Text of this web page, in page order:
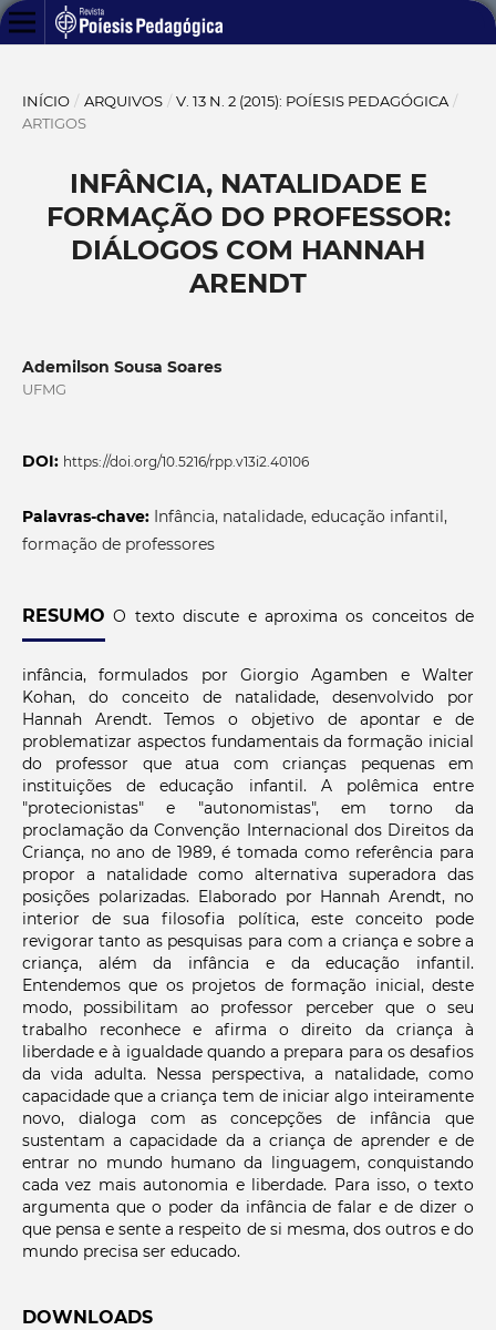
INÍCIO / ARQUIVOS / V. 13 N. 2 (2015): POÍESIS PEDAGÓGICA /
ARTIGOS
INFÂNCIA, NATALIDADE E
FORMAÇÃO DO PROFESSOR:
DIÁLOGOS COM HANNAH
ARENDT
Ademilson Sousa Soares
UFMG
DOI: https://doi.org/10.5216/rpp.v13i2.40106
Palavras-chave: Infância, natalidade, educação infantil,
formação de professores
RESUMO O texto discute e aproxima os conceitos de
infância, formulados por Giorgio Agamben e Walter
Kohan, do conceito de natalidade, desenvolvido por
Hannah Arendt. Temos o objetivo de apontar e de
problematizar aspectos fundamentais da formação inicial
do professor que atua com crianças pequenas em
instituições de educação infantil. A polêmica entre
"protecionistas" e "autonomistas", em torno da
proclamação da Convenção Internacional dos Direitos da
Criança, no ano de 1989, é tomada como referência para
propor a natalidade como alternativa superadora das
posições polarizadas. Elaborado por Hannah Arendt, no
interior de sua filosofia política, este conceito pode
revigorar tanto as pesquisas para com a criança e sobre a
criança, além da infância e da educação infantil.
Entendemos que os projetos de formação inicial, deste
modo, possibilitam ao professor perceber que o seu
trabalho reconhece e afirma o direito da criança à
liberdade e à igualdade quando a prepara para os desafios
da vida adulta. Nessa perspectiva, a natalidade, como
capacidade que a criança tem de iniciar algo inteiramente
novo, dialoga com as concepções de infância que
sustentam a capacidade da a criança de aprender e de
entrar no mundo humano da linguagem, conquistando
cada vez mais autonomia e liberdade. Para isso, o texto
argumenta que o poder da infância de falar e de dizer o
que pensa e sente a respeito de si mesma, dos outros e do
mundo precisa ser educado.
DOWNLOADS